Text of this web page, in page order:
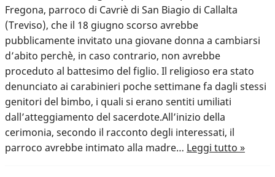
Fregona, parroco di Cavriè di San Biagio di Callalta
(Treviso), che il 18 giugno scorso avrebbe
pubblicamente invitato una giovane donna a cambiarsi
d’abito perchè, in caso contrario, non avrebbe
proceduto al battesimo del figlio. Il religioso era stato
denunciato ai carabinieri poche settimane fa dagli stessi
genitori del bimbo, i quali si erano sentiti umiliati
dall’atteggiamento del sacerdote.All’inizio della
cerimonia, secondo il racconto degli interessati, il
parroco avrebbe intimato alla madre… Leggi tutto »